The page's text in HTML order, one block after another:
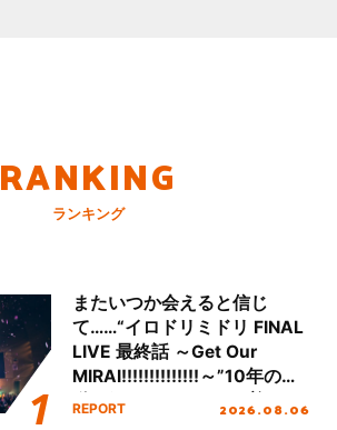
RANKING
ランキング
またいつか会えると信じ
て……“イロドリミドリ FINAL
LIVE 最終話 ～Get Our
MIRAI!!!!!!!!!!!!!!～”10年の活
動を経てファイナルを迎える
REPORT 2026.08.06